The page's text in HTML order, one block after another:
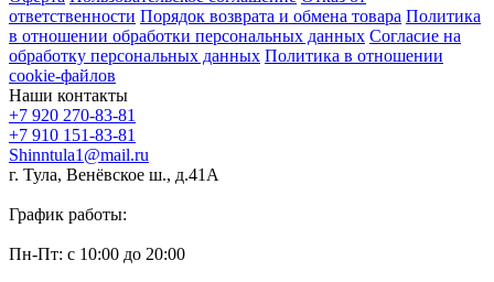
ответственности Порядок возврата и обмена товара Политика
в отношении обработки персональных данных Согласие на
обработку персональных данных Политика в отношении
cookie-файлов
Наши контакты
+7 920 270-83-81
+7 910 151-83-81
Shinntula1@mail.ru
г. Тула, Венёвское ш., д.41А
График работы:
Пн-Пт: с 10:00 до 20:00